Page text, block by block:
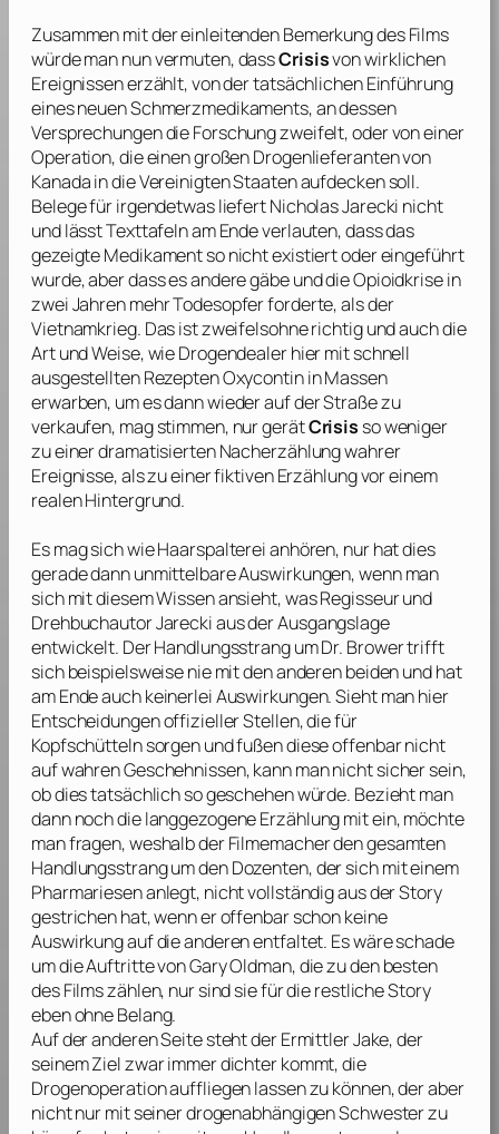
Zusammen mit der einleitenden Bemerkung des Films
würde man nun vermuten, dassCrisisvon wirklichen
Ereignissen erzählt, von der tatsächlichen Einführung
eines neuen Schmerzmedikaments, an dessen
Versprechungen die Forschung zweifelt, oder von einer
Operation, die einen großen Drogenlieferanten von
Kanada in die Vereinigten Staaten aufdecken soll.
Belege für irgendetwas liefertNicholas Jarecki nicht
und lässt Texttafeln am Ende verlauten, dass das
gezeigte Medikament so nicht existiert oder eingeführt
wurde, aber dass es andere gäbe und die Opioidkrise in
zwei Jahren mehr Todesopfer forderte, als der
Vietnamkrieg. Das ist zweifelsohne richtig und auch die
Art und Weise, wie Drogendealer hier mit schnell
ausgestellten Rezepten Oxycontin in Massen
erwarben, um es dann wieder auf der Straße zu
verkaufen, mag stimmen, nur gerätCrisis so weniger
zu einer dramatisierten Nacherzählung wahrer
Ereignisse, als zu einer fiktiven Erzählung vor einem
realen Hintergrund.
Es mag sich wie Haarspalterei anhören, nur hat dies
gerade dann unmittelbare Auswirkungen, wenn man
sich mit diesem Wissen ansieht, was Regisseur und
DrehbuchautorJareckiaus der Ausgangslage
entwickelt. Der Handlungsstrang um Dr. Brower trifft
sich beispielsweise nie mit den anderen beiden und hat
am Ende auch keinerlei Auswirkungen. Sieht man hier
Entscheidungen offizieller Stellen, die für
Kopfschütteln sorgen und fußen diese offenbar nicht
auf wahren Geschehnissen, kann man nicht sicher sein,
ob dies tatsächlich so geschehen würde. Bezieht man
dann noch die langgezogene Erzählung mit ein, möchte
man fragen, weshalb der Filmemacher den gesamten
Handlungsstrang um den Dozenten, der sich mit einem
Pharmariesen anlegt, nicht vollständig aus der Story
gestrichen hat, wenn er offenbar schon keine
Auswirkung auf die anderen entfaltet. Es wäre schade
um die Auftritte vonGary Oldman, die zu den besten
des Films zählen, nur sind sie für die restliche Story
eben ohne Belang.
Auf der anderen Seite steht der Ermittler Jake, der
seinem Ziel zwar immer dichter kommt, die
Drogenoperation auffliegen lassen zu können, der aber
nicht nur mit seiner drogenabhängigen Schwester zu